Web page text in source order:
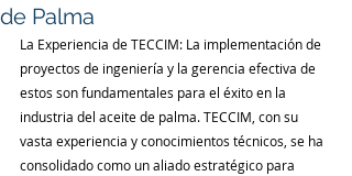
de Palma
La Experiencia de TECCIM: La implementación de
proyectos de ingeniería y la gerencia efectiva de
estos son fundamentales para el éxito en la
industria del aceite de palma. TECCIM, con su
vasta experiencia y conocimientos técnicos, se ha
consolidado como un aliado estratégico para